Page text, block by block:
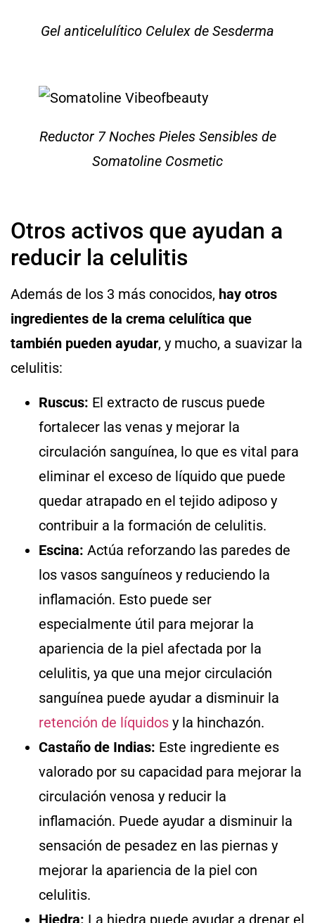
Gel anticelulítico Celulex de Sesderma
Reductor 7 Noches Pieles Sensibles de
Somatoline Cosmetic
Otros activos que ayudan a
reducir la celulitis
Además de los 3 más conocidos, hay otros
ingredientes de la crema celulítica que
también pueden ayudar, y mucho, a suavizar la
celulitis:
Ruscus: El extracto de ruscus puede
fortalecer las venas y mejorar la
circulación sanguínea, lo que es vital para
eliminar el exceso de líquido que puede
quedar atrapado en el tejido adiposo y
contribuir a la formación de celulitis.
Escina: Actúa reforzando las paredes de
los vasos sanguíneos y reduciendo la
inflamación. Esto puede ser
especialmente útil para mejorar la
apariencia de la piel afectada por la
celulitis, ya que una mejor circulación
sanguínea puede ayudar a disminuir la
retención de líquidos y la hinchazón.
Castaño de Indias: Este ingrediente es
valorado por su capacidad para mejorar la
circulación venosa y reducir la
inflamación. Puede ayudar a disminuir la
sensación de pesadez en las piernas y
mejorar la apariencia de la piel con
celulitis.